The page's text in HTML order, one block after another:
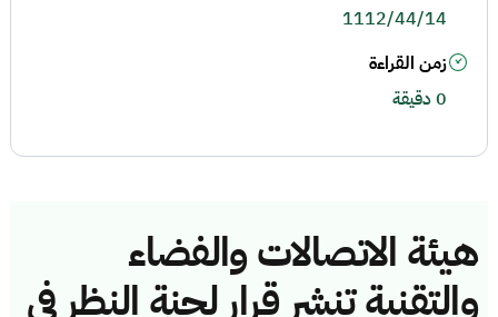
هيئة الاتصالات والفضاء
والتقنية تنشر قرار لجنة النظر في
1112/44/14
زمن القراءة
0 دقيقة